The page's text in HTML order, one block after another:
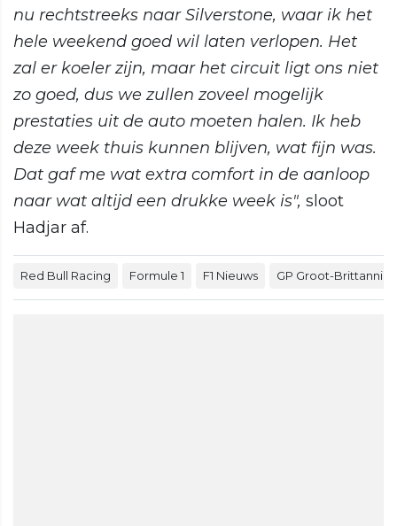
nu rechtstreeks naar Silverstone, waar ik het
hele weekend goed wil laten verlopen. Het
zal er koeler zijn, maar het circuit ligt ons niet
zo goed, dus we zullen zoveel mogelijk
prestaties uit de auto moeten halen. Ik heb
deze week thuis kunnen blijven, wat fijn was.
Dat gaf me wat extra comfort in de aanloop
naar wat altijd een drukke week is", sloot
Hadjar af.
Red Bull Racing Formule 1 F1 Nieuws GP Groot-Brittannië